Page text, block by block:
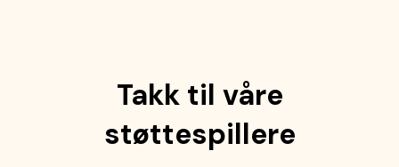
Takk til våre
støttespillere